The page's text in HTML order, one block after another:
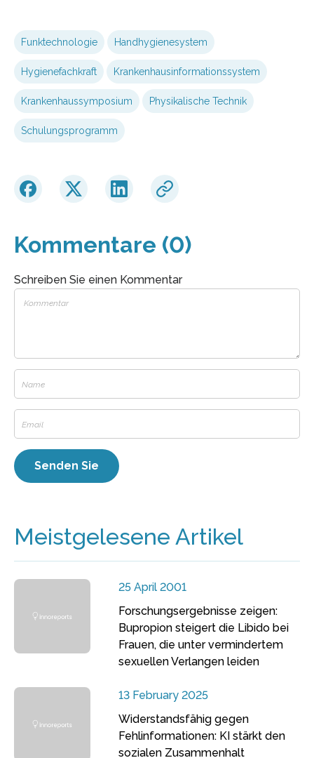
Funktechnologie Handhygienesystem
Hygienefachkraft Krankenhausinformationssystem
Krankenhaussymposium Physikalische Technik
Schulungsprogramm
Kommentare (0)
Schreiben Sie einen Kommentar
Meistgelesene Artikel
25 April 2001
Forschungsergebnisse zeigen:
Bupropion steigert die Libido bei
Frauen, die unter vermindertem
sexuellen Verlangen leiden
13 February 2025
Widerstandsfähig gegen
Fehlinformationen: KI stärkt den
sozialen Zusammenhalt